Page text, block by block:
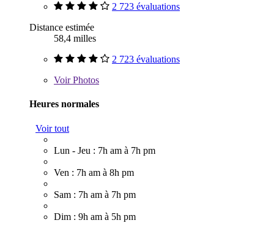
2 723 évaluations
Distance estimée
58,4 milles
2 723 évaluations
VoirPhotos
Heures normales
Voir tout
Lun - Jeu : 7h am à 7h pm
Ven : 7h am à 8h pm
Sam : 7h am à 7h pm
Dim : 9h am à 5h pm